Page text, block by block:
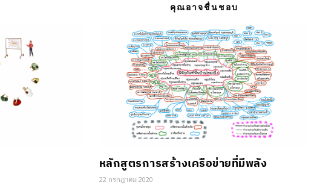
คุณอาจชื่นชอบ
หลักสูตรการสร้างเครือข่ายที่มีพลัง
22 กรกฎาคม 2020